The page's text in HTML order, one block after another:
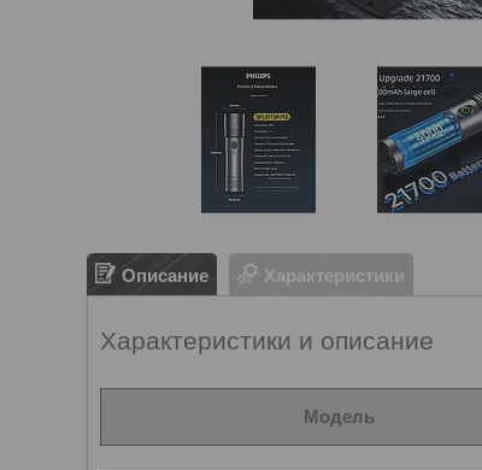
Описание Характеристики
Характеристики и описание
Модель